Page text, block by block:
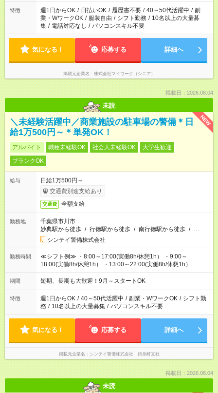
特徴 週1日からOK / 日払いOK / 履歴書不要 / 40～50代活躍中 / 副
業・WワークOK / 服装自由 / シフト勤務 / 10名以上の大量募
集 / 電話対応なし / パソコンスキル不要
気になる！ 応募する 詳細へ
掲載元企業名 株式会社マイワーク（シニア）
掲載日：2026.08.04
未読
NEW
＼未経験活躍中／商業施設の駐車場の警備＊日
給1万500円～＊単発OK！
アルバイト 職種未経験OK 社会人未経験OK
大学生歓迎
ブランクOK
給与
日給1万500円～
交通費別途支給あり
交通費 全額支給
勤務地
千葉県市川市
妙典駅から徒歩 / 行徳駅から徒歩 / 南行徳駅から徒歩 / …
シンテイ警備株式会社
勤務時間
≪シフト例≫ ・8:00～17:00(実働8h/休憩1h） ・9:00～
18:00(実働8h/休憩1h） ・13:00～22:00(実働8h/休憩1h）
期間 短期、長期も大歓迎！9月～スタートOK
特徴 週1日からOK / 40～50代活躍中 / 副業・WワークOK / シフト勤
務 / 10名以上の大量募集 / パソコンスキル不要
気になる！ 応募する 詳細へ
掲載元企業名 シンテイ警備株式会社 錦糸町支社
掲載日：2026.08.04
未読